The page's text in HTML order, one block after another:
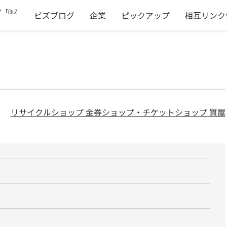
「BIZ
ビズブログ 企業 ピックアップ 相互リン
リサイクルショップ 金券ショップ・チケットショップ 質屋